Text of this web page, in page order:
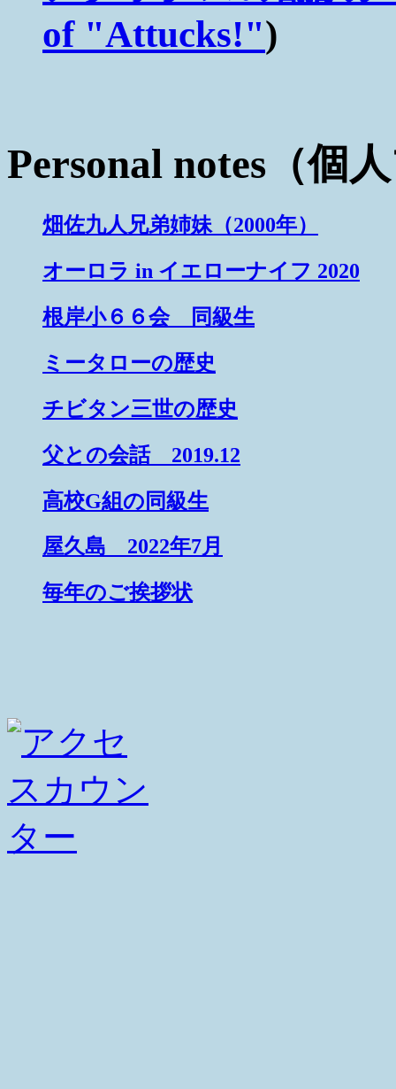
of "Attucks!")
Personal notes（個
畑佐九人兄弟姉妹（2000年）
オーロラ in イエローナイフ 2020
根岸小６６会 同級生
ミータローの歴史
チビタン三世の歴史
父との会話 2019.12
高校G組の同級生
屋久島 2022年7月
毎年のご挨拶状